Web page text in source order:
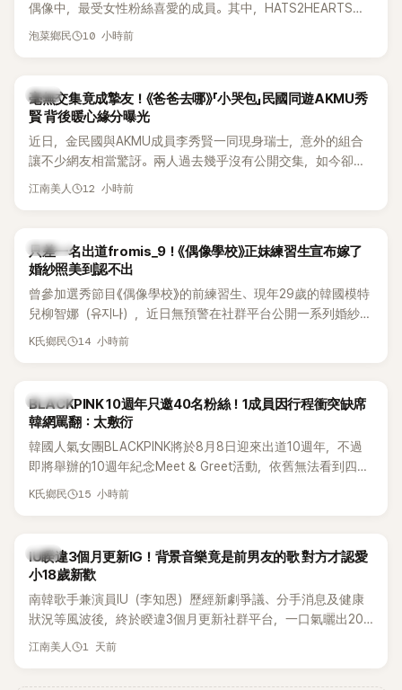
偶像中，最受女性粉絲喜愛的成員。其中，HATS2HEARTS成
員包攬了前三名，展現了她們在女性社群中的高人氣。
泡菜鄉民 10 小時前
韓星
毫無交集竟成摯友！《爸爸去哪》「小哭包」民國同遊AKMU秀
賢 背後暖心緣分曝光
近日，金民國與AKMU成員李秀賢一同現身瑞士，意外的組合
讓不少網友相當驚訝。兩人過去幾乎沒有公開交集，如今卻一
起踏上瑞士之旅，也讓粉絲紛紛好奇：「他們到底是怎麼認識
江南美人 12 小時前
K-POP
只差一名出道fromis_9！《偶像學校》正妹練習生宣布嫁了
婚紗照美到認不出
曾參加選秀節目《偶像學校》的前練習生、現年29歲的韓國模特
兒柳智娜（유지나），近日無預警在社群平台公開一系列婚紗
照，親自宣布即將步入婚姻，消息曝光後讓不少曾追看節目的
K氏鄉民 14 小時前
K-POP
BLACKPINK 10週年只邀40名粉絲！1成員因行程衝突缺席
韓網罵翻：太敷衍
韓國人氣女團BLACKPINK將於8月8日迎來出道10週年，不過
即將舉辦的10週年紀念Meet & Greet活動，依舊無法看到四人
合體。根據韓媒《MyDaily》7日報導，當天將由Jisoo（智秀）、
K氏鄉民 15 小時前
韓星
IU睽違3個月更新IG！背景音樂竟是前男友的歌 對方才認愛
小18歲新歡
南韓歌手兼演員IU（李知恩）歷經新劇爭議、分手消息及健康
狀況等風波後，終於睽違3個月更新社群平台，一口氣曬出20
張近況照，讓大批粉絲又驚又喜。不過，比起照片本身，更引
江南美人 1 天前